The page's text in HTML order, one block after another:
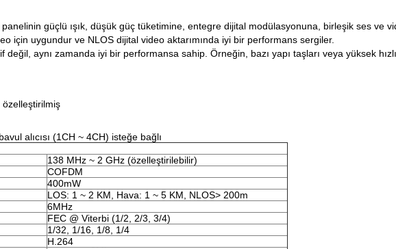
güçlü ışık, düşük güç tüketimine, entegre dijital modülasyonuna, birleşik ses ve
için uygundur ve NLOS dijital video aktarımında iyi bir performans sergiler.
aynı zamanda iyi bir performansa sahip. Örneğin, bazı yapı taşları veya yüksek
özelleştirilmiş
alıcısı (1CH ~ 4CH) isteğe bağlı
138 MHz ~ 2 GHz (özelleştirilebilir)
COFDM
400mW
LOS: 1 ~ 2 KM, Hava: 1 ~ 5 KM, NLOS> 200m
6MHz
FEC @ Viterbi (1/2, 2/3, 3/4)
1/32, 1/16, 1/8, 1/4
H.264